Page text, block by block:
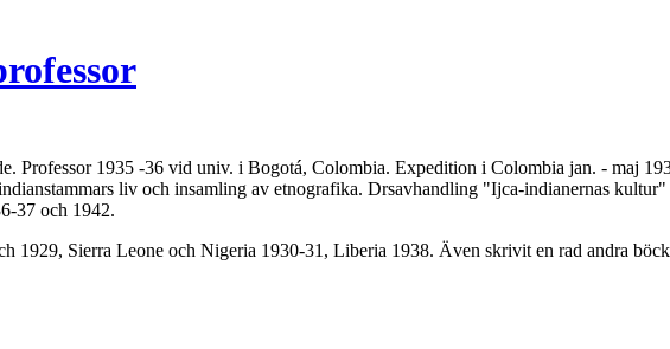
Professor 1935 -36 vid univ. i Bogotá, Colombia. Expedition i Colombia jan. - maj
liv och insamling av etnografika. Drsavhandling "Ijca-indianernas
37 och 1942.
1929, Sierra Leone och Nigeria 1930-31, Liberia 1938. Även skrivit en rad andra